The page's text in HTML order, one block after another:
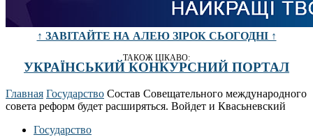
↑ ЗАВІТАЙТЕ НА АЛЕЮ ЗІРОК СЬОГОДНІ ↑
ТАКОЖ ЦІКАВО:
УКРАЇНСЬКИЙ КОНКУРСНИЙ ПОРТАЛ
Главная Государство Состав Совещательного международного
совета реформ будет расширяться. Войдет и Квасьневский
Государство